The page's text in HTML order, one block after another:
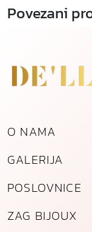
Povezani
O NAMA
GALERIJA
POSLOVNICE
ZAG BIJOUX